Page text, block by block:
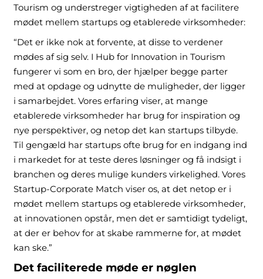
Tourism og understreger vigtigheden af at facilitere
mødet mellem startups og etablerede virksomheder:
“Det er ikke nok at forvente, at disse to verdener
mødes af sig selv. I Hub for Innovation in Tourism
fungerer vi som en bro, der hjælper begge parter
med at opdage og udnytte de muligheder, der ligger
i samarbejdet. Vores erfaring viser, at mange
etablerede virksomheder har brug for inspiration og
nye perspektiver, og netop det kan startups tilbyde.
Til gengæld har startups ofte brug for en indgang ind
i markedet for at teste deres løsninger og få indsigt i
branchen og deres mulige kunders virkelighed. Vores
Startup-Corporate Match viser os, at det netop er i
mødet mellem startups og etablerede virksomheder,
at innovationen opstår, men det er samtidigt tydeligt,
at der er behov for at skabe rammerne for, at mødet
kan ske.”
Det faciliterede møde er nøglen